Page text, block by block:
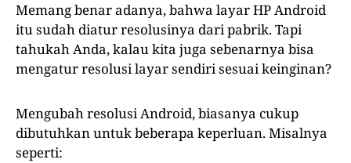
Memang benar adanya, bahwa layar HP Android
itu sudah diatur resolusinya dari pabrik. Tapi
tahukah Anda, kalau kita juga sebenarnya bisa
mengatur resolusi layar sendiri sesuai keinginan?
Mengubah resolusi Android, biasanya cukup
dibutuhkan untuk beberapa keperluan. Misalnya
seperti: